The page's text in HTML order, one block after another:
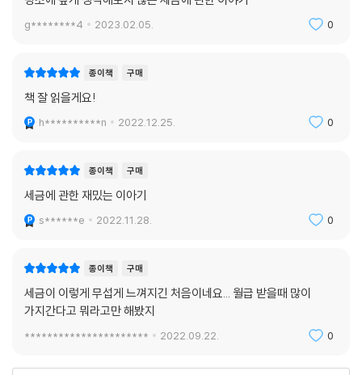
g********4 2023.02.05. 0
종이책 구매
책 잘 읽을게요!
h**********n 2022.12.25. 0
종이책 구매
세금에 관한 재밌는 이아기
s******e 2022.11.28. 0
종이책 구매
세금이 이렇게 무섭게 느껴지긴 처음이네요... 월급 받을때 많이
가지간다고 뭐라고만 해봤지
********************** 2022.09.22. 0